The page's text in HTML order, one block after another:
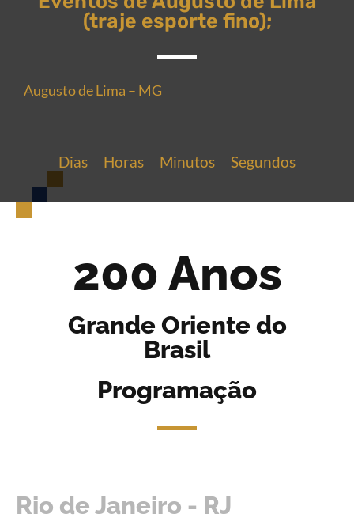
(traje esporte fino);
Augusto de Lima – MG
Dias Horas Minutos Segundos
200 Anos
Grande Oriente do
Brasil
Programação
Rio de Janeiro - RJ